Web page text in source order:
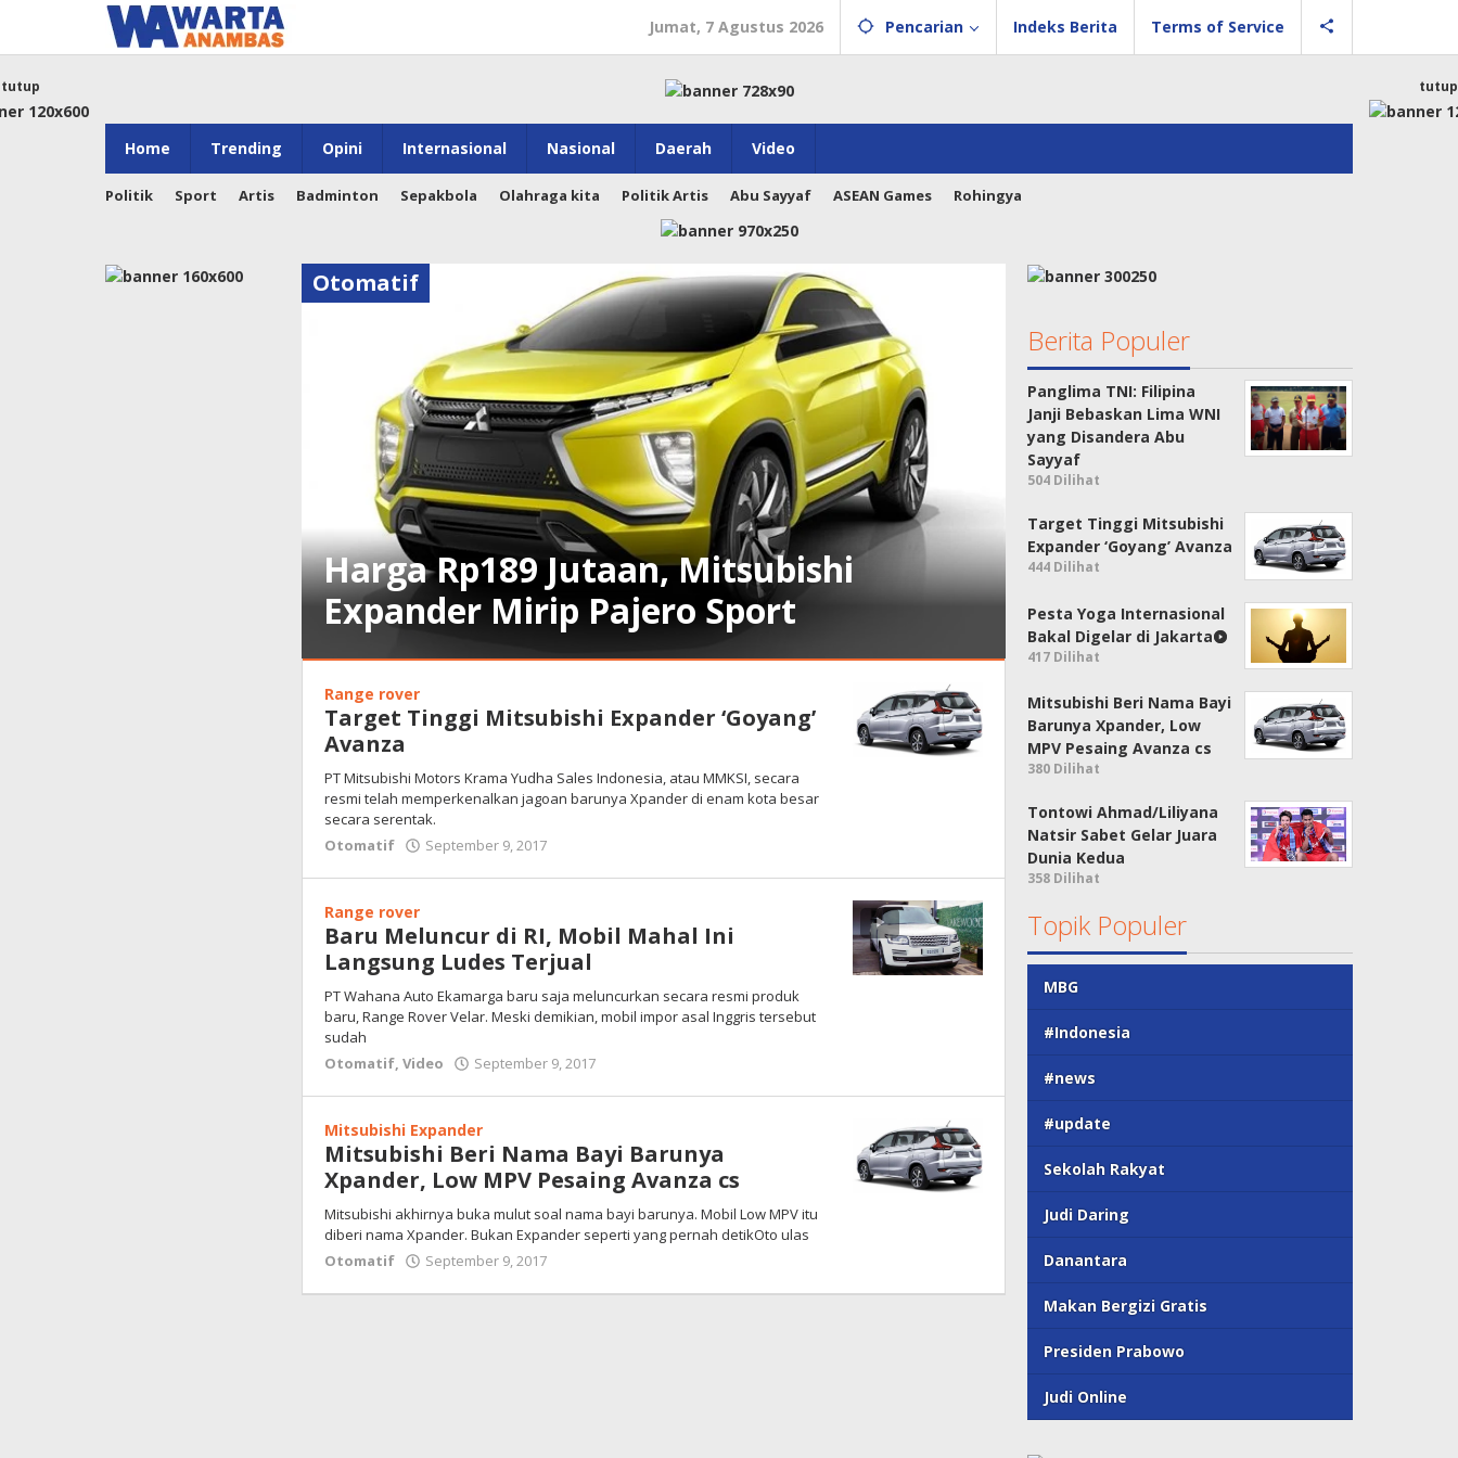
konten
Jumat, 7 Agustus 2026 Pencarian Indeks Berita Terms of Service
Home Trending Opini Internasional Nasional Daerah Video
Politik Sport Artis Badminton Sepakbola Olahraga kita Politik Artis Abu Sayyaf ASEAN Games Rohingya
tutup tutup
Harga Rp189 Jutaan, Mitsubishi
Expander Mirip Pajero Sport
September
2017
oleh
Warta
Anambas
Otomatif
Range rover
Target Tinggi Mitsubishi Expander ‘Goyang’
Avanza
PT Mitsubishi Motors Krama Yudha Sales Indonesia, atau MMKSI, secara
resmi telah memperkenalkan jagoan barunya Xpander di enam kota besar
secara serentak.
Otomatif
September 9, 2017
Anambas
Range rover
Baru Meluncur di RI, Mobil Mahal Ini
Langsung Ludes Terjual
PT Wahana Auto Ekamarga baru saja meluncurkan secara resmi produk
baru, Range Rover Velar. Meski demikian, mobil impor asal Inggris tersebut
sudah
Otomatif,Video September 9, 2017
Anambas
Mitsubishi Expander
Mitsubishi Beri Nama Bayi Barunya
Xpander, Low MPV Pesaing Avanza cs
Mitsubishi akhirnya buka mulut soal nama bayi barunya. Mobil Low MPV itu
diberi nama Xpander. Bukan Expander seperti yang pernah detikOto ulas
Otomatif
September 9, 2017
Anambas
Berita Populer
Panglima TNI: Filipina
Janji Bebaskan Lima WNI
yang Disandera Abu
Sayyaf
504 Dilihat
Target Tinggi Mitsubishi
Expander ‘Goyang’ Avanza
444 Dilihat
Pesta Yoga Internasional
Bakal Digelar di Jakarta
417 Dilihat
Mitsubishi Beri Nama Bayi
Barunya Xpander, Low
MPV Pesaing Avanza cs
380 Dilihat
Tontowi Ahmad/Liliyana
Natsir Sabet Gelar Juara
Dunia Kedua
358 Dilihat
Topik Populer
MBG
#Indonesia
#news
#update
Sekolah Rakyat
Judi Daring
Danantara
Makan Bergizi Gratis
Presiden Prabowo
Judi Online